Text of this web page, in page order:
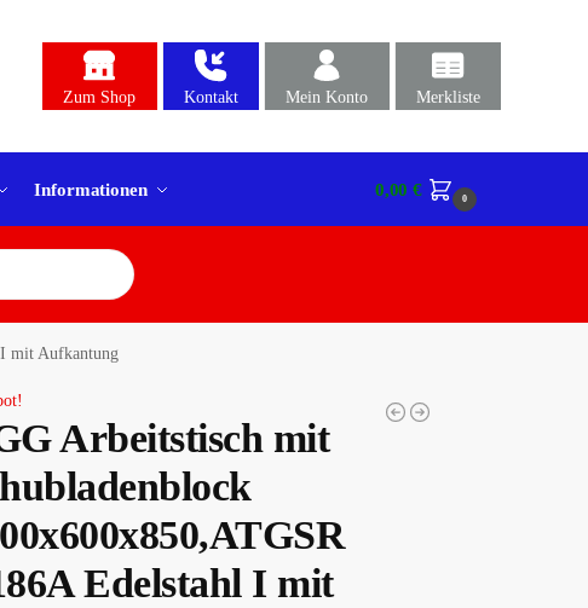
Zum Shop Kontakt Mein Konto Merkliste
Informationen 0,00€ 0
mit Aufkantung
Arbeitstisch mit
Edelstahl I mit